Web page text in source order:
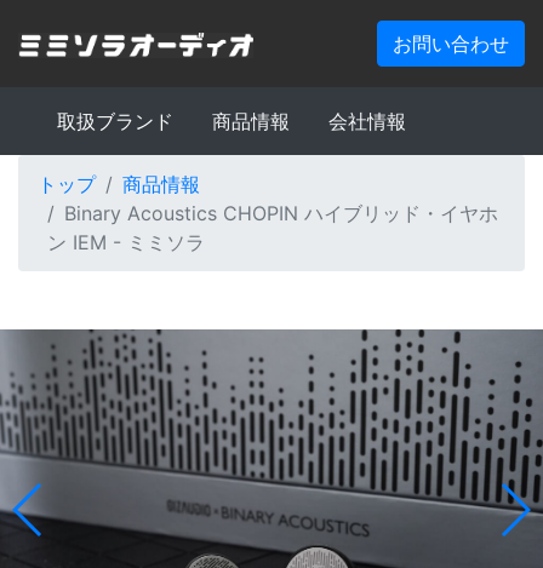
お問い合わせ
取扱ブランド 商品情報 会社情報
トップ
商品情報
Binary Acoustics CHOPIN ハイブリッド・イヤホ
ン IEM - ミミソラ